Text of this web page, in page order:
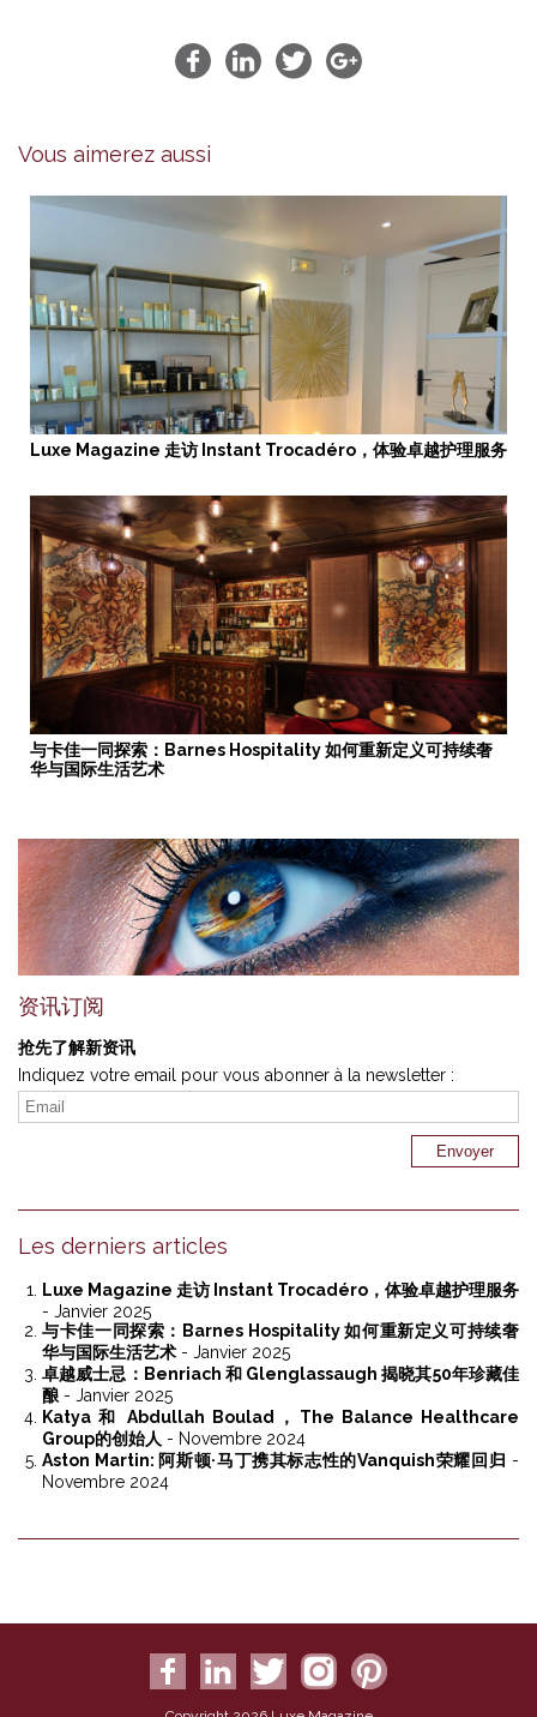
Vous aimerez aussi
Luxe Magazine 走访 Instant Trocadéro，体验卓越护理服务
与卡佳一同探索：Barnes Hospitality 如何重新定义可持续奢
华与国际生活艺术
资讯订阅
抢先了解新资讯
Indiquez votre email pour vous abonner à la newsletter :
Les derniers articles
Luxe Magazine 走访 Instant Trocadéro，体验卓越护理服务
- Janvier 2025
与卡佳一同探索：Barnes Hospitality 如何重新定义可持续奢
华与国际生活艺术 - Janvier 2025
卓越威士忌：Benriach 和 Glenglassaugh 揭晓其50年珍藏佳
酿 - Janvier 2025
Katya 和 Abdullah Boulad，The Balance Healthcare
Group的创始人 - Novembre 2024
Aston Martin: 阿斯顿·马丁携其标志性的Vanquish荣耀回归 -
Novembre 2024